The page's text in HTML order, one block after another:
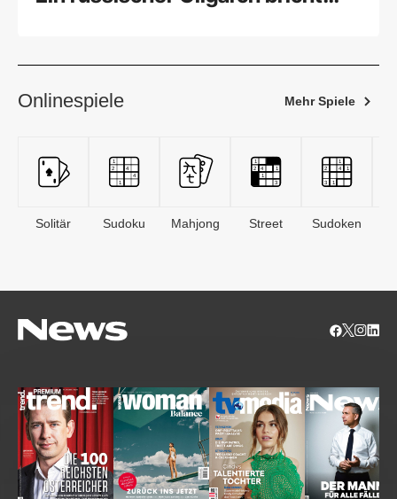
Onlinespiele Mehr Spiele
Solitär Sudoku Mahjong Street Sudoken